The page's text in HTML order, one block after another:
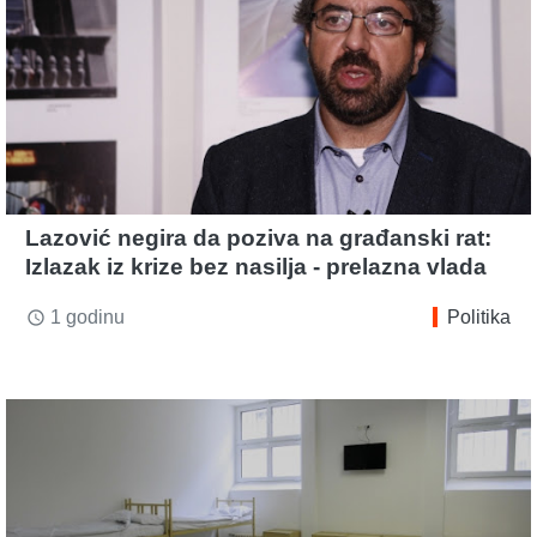
Lazović negira da poziva na građanski rat:
Izlazak iz krize bez nasilja - prelazna vlada
access_time 1 godinu Politika